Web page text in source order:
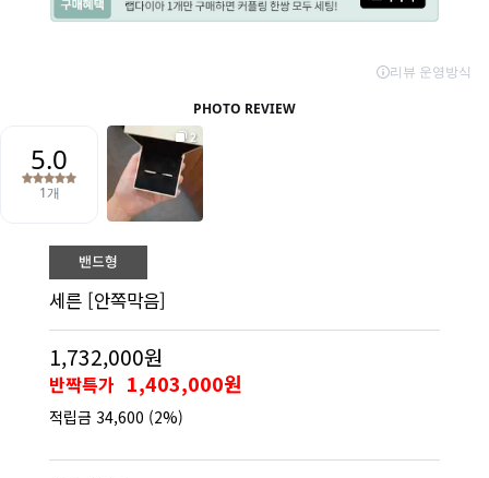
세른 [안쪽막음]
1,732,000원
반짝특가 1,403,000원
적립금 34,600 (2%)